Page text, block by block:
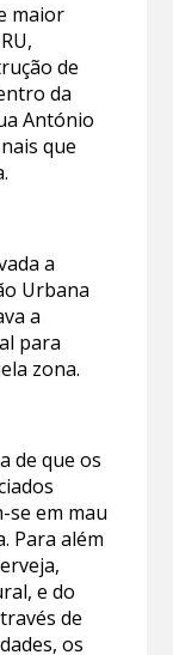
maior
de
da
António
que
a
Urbana
a
para
zona.
de que os
se em mau
Para além
e do
de
os